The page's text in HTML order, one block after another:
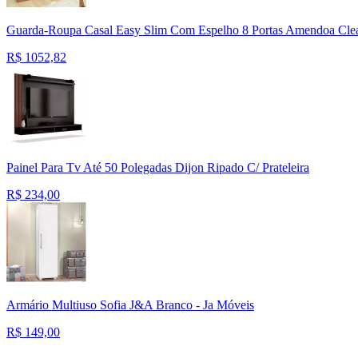
Guarda-Roupa Casal Easy Slim Com Espelho 8 Portas Amendoa
R$ 1052,82
Painel Para Tv Até 50 Polegadas Dijon Ripado C/ Prateleira
R$ 234,00
Armário Multiuso Sofia J&A Branco - Ja Móveis
R$ 149,00